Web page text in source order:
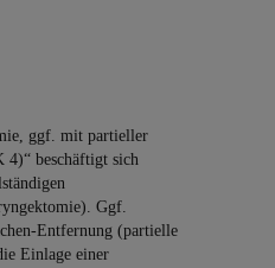
ggf. mit partieller
4)“ beschäftigt sich
Ggf.
Entfernung (partielle
Einlage einer